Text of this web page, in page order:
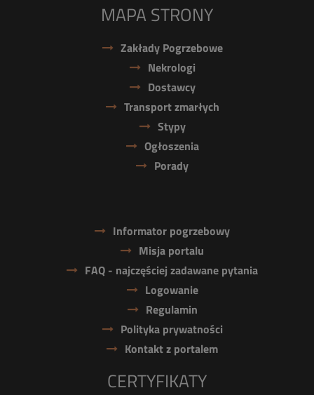
MAPA STRONY
Zakłady Pogrzebowe
Nekrologi
Dostawcy
Transport zmarłych
Stypy
Ogłoszenia
Porady
Informator pogrzebowy
Misja portalu
FAQ - najczęściej zadawane pytania
Logowanie
Regulamin
Polityka prywatności
Kontakt z portalem
CERTYFIKATY